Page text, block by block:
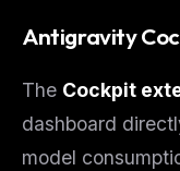
Antigravity
The Cockpit
dashboard
model